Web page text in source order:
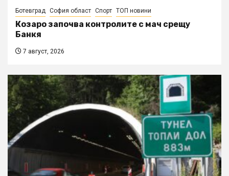
Ботевград София област Спорт ТОП новини
Козаро започва контролите с мач срещу
Банкя
7 август, 2026